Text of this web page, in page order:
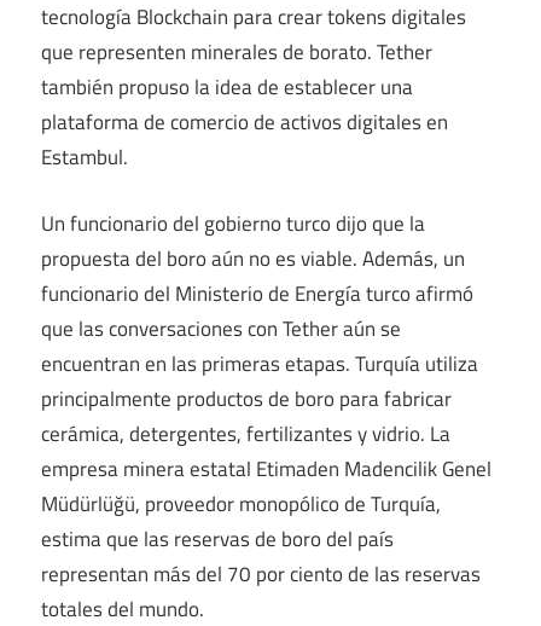
tecnología Blockchain para crear tokens digitales
que representen minerales de borato. Tether
también propuso la idea de establecer una
plataforma de comercio de activos digitales en
Estambul.
Un funcionario del gobierno turco dijo que la
propuesta del boro aún no es viable. Además, un
funcionario del Ministerio de Energía turco afirmó
que las conversaciones con Tether aún se
encuentran en las primeras etapas. Turquía utiliza
principalmente productos de boro para fabricar
cerámica, detergentes, fertilizantes y vidrio. La
empresa minera estatal Etimaden Madencilik Genel
Müdürlüğü, proveedor monopólico de Turquía,
estima que las reservas de boro del país
representan más del 70 por ciento de las reservas
totales del mundo.